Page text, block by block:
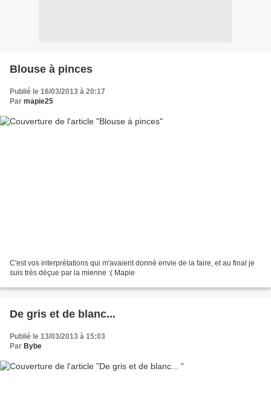
Blouse à pinces
Publié le 16/03/2013 à 20:17
Par mapie25
C'est vos interprétations qui m'avaient donné envie de la faire, et au final je
suis très déçue par la mienne :( Mapie
De gris et de blanc...
Publié le 13/03/2013 à 15:03
Par Bybe